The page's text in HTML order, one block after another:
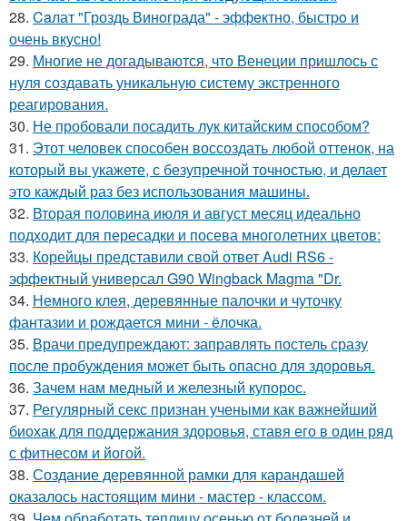
28. Caлат "Гроздь Винoграда" - эффeктно, быстpo и
очень вкусно!
29. Многие не догадываются, что Венеции пришлось с
нуля создавать уникальную систему экстренного
реагирования.
30. Не пробовали посадить лук китайским способом?
31. Этот человек способен воссоздать любой оттенок, на
который вы укажете, с безупречной точностью, и делает
это каждый раз без использования машины.
32. Вторая половина июля и август месяц идеально
подходит для пересадки и посева многолетних цветов:
33. Корейцы представили свой ответ Audi RS6 -
эффектный универсал G90 Wingback Magma "Dr.
34. Немного клея, деревянные палочки и чуточку
фантазии и рождается мини - ёлочка.
35. Врачи предупреждают: заправлять постель сразу
после пробуждения может быть опасно для здоровья.
36. Зачем нам медный и железный купорос.
37. Регулярный секс признан учеными как важнейший
биохак для поддержания здоровья, ставя его в один ряд
с фитнесом и йогой.
38. Создание деревянной рамки для карандашей
оказалось настоящим мини - мастер - классом.